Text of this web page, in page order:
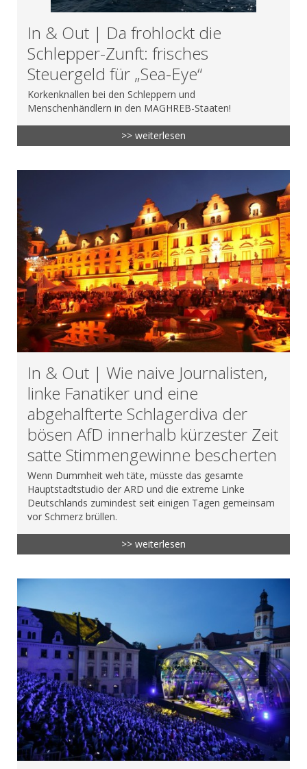
In & Out | Da frohlockt die
Schlepper-Zunft: frisches
Steuergeld für „Sea-Eye“
Korkenknallen bei den Schleppern und
Menschenhändlern in den MAGHREB-Staaten!
>> weiterlesen
In & Out | Wie naive Journalisten,
linke Fanatiker und eine
abgehalfterte Schlagerdiva der
bösen AfD innerhalb kürzester Zeit
satte Stimmengewinne bescherten
Wenn Dummheit weh täte, müsste das gesamte
Hauptstadtstudio der ARD und die extreme Linke
Deutschlands zumindest seit einigen Tagen gemeinsam
vor Schmerz brüllen.
>> weiterlesen